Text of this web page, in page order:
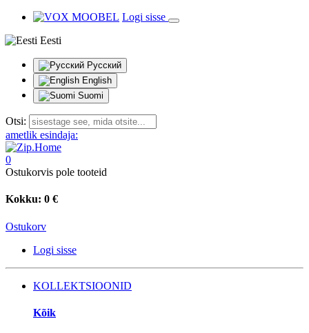
Logi sisse
Eesti
Русский
English
Suomi
Otsi:
ametlik esindaja:
0
Ostukorvis pole tooteid
Kokku: 0 €
Ostukorv
Logi sisse
KOLLEKTSIOONID
Kõik